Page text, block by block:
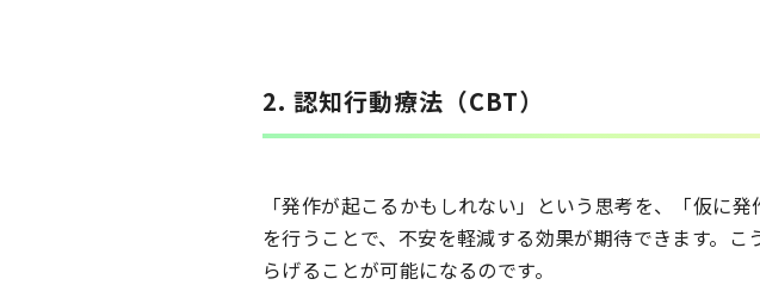
2. 認知行動療法（CBT）
「発作が起こるかもしれない」という思考を、「仮に
を行うことで、不安を軽減する効果が期待できます。
らげることが可能になるのです。